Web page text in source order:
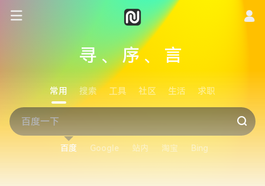
寻、序、言
常用 搜索 工具 社区 生活 求职
百度 Google 站内 淘宝 Bing